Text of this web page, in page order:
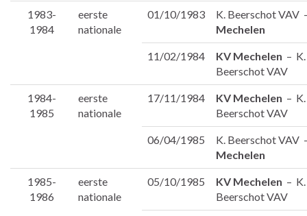
1983-
1984
eerste
nationale
01/10/1983
K. Beerschot VAV
Mechelen
11/02/1984 KV Mechelen – K.
Beerschot VAV
1984-
1985
eerste
nationale
17/11/1984 KV Mechelen – K.
Beerschot VAV
06/04/1985
K. Beerschot VAV
Mechelen
1985-
1986
eerste
nationale
05/10/1985 KV Mechelen – K.
Beerschot VAV